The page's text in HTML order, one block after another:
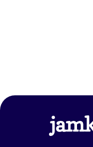
www.jamk.fi